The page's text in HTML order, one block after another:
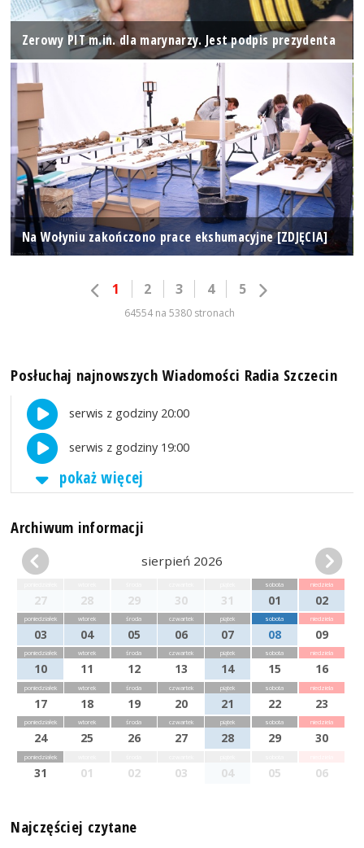
Zerowy PIT m.in. dla marynarzy. Jest podpis prezydenta
Na Wołyniu zakończono prace ekshumacyjne [ZDJĘCIA]
1 2 3 4 5
64554 na 5380 stronach
Posłuchaj najnowszych Wiadomości Radia Szczecin
serwis z godziny 20:00
serwis z godziny 19:00
pokaż więcej
Archiwum informacji
sierpień 2026
27 28 29 30 31
sobota
01
niedziela
02
poniedziałek
03
wtorek
04
środa
05
czwartek
06
piątek
07
sobota
08
niedziela
09
poniedziałek
10
wtorek
11
środa
12
czwartek
13
piątek
14
sobota
15
niedziela
16
poniedziałek
17
wtorek
18
środa
19
czwartek
20
piątek
21
sobota
22
niedziela
23
poniedziałek
24
wtorek
25
środa
26
czwartek
27
piątek
28
sobota
29
niedziela
30
poniedziałek
31 01 02 03 04 05 06
Najczęściej czytane